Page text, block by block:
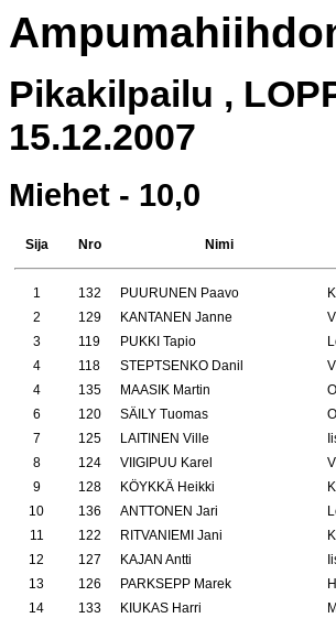
Pikakilpailu ,
15.12.2007
Miehet - 10,0
Sija Nro Nimi
1 132 PUURUNEN Paavo
2
129 KANTANEN Janne
3
119 PUKKI Tapio
4
118 STEPTSENKO Danil
4
135 MAASIK Martin
6
120 SÄILY Tuomas
7
125 LAITINEN Ville
8
124 VIIGIPUU Karel
9
128 KÖYKKÄ Heikki
10
136 ANTTONEN Jari
11
122 RITVANIEMI Jani
12
127 KAJAN Antti
13
126 PARKSEPP Marek
14
133 KIUKAS Harri